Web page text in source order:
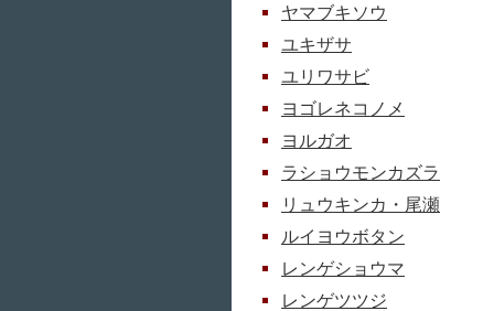
ヤマブキソウ
ユキザサ
ユリワサビ
ヨゴレネコノメ
ヨルガオ
ラショウモンカズラ
リュウキンカ・尾瀬
ルイヨウボタン
レンゲショウマ
レンゲツツジ